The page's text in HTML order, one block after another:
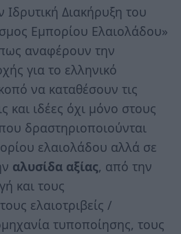
Διακήρυξη του
Εμπορίου Ελαιολάδου»
αναφέρουν την
για το ελληνικό
να καταθέσουν τις
και ιδέες όχι μόνο στους
δραστηριοποιούνται
ελαιολάδου αλλά σε
αλυσίδα αξίας, από την
και τους
ελαιοτριβείς /
τυποποίησης, τους